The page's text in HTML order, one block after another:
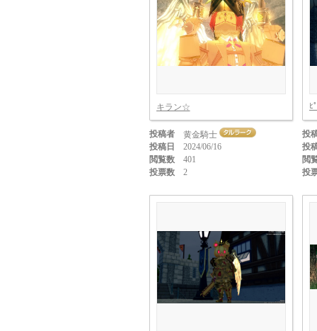
キラン☆
投稿者
黄金騎士
投稿日
2024/06/16
閲覧数
401
投票数
2
ﾋ
投
投
閲
投